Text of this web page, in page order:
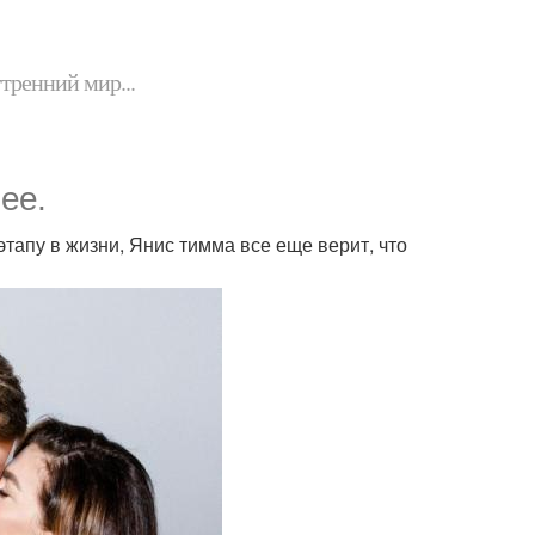
мир...
в жизни, Янис тимма все еще верит, что